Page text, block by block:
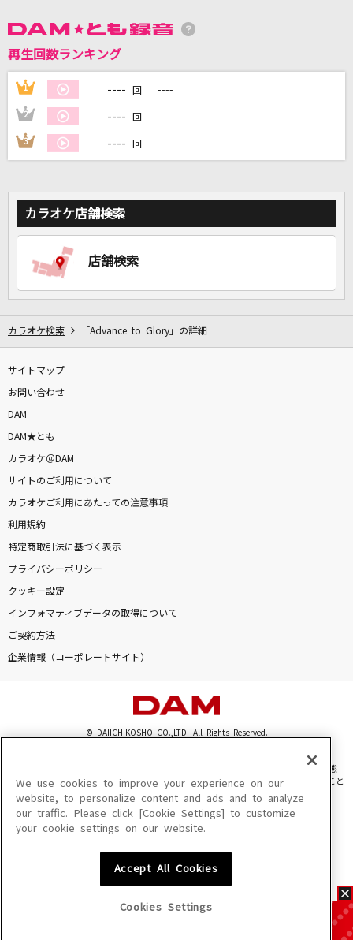
高屋亜希那
骨
SIX LOUNGE
カラオケをもっと楽しもう！
再生回数ランキング
1 ---- 回 ----
2 ---- 回 ----
3 ---- 回 ----
カラオケ店舗検索
店舗検索
カラオケ検索 「Advance to Glory」の詳細
サイトマップ
お問い合わせ
DAM
DAM★とも
カラオケ＠DAM
サイトのご利用について
カラオケご利用にあたっての注意事項
利用規約
特定商取引法に基づく表示
プライバシーポリシー
クッキー設定
インフォマティブデータの取得について
ご契約方法
企業情報（コーポレートサイト）
© DAIICHIKOSHO CO.,LTD. All Rights Reserved.
このサイトに掲載されている一切の文章・画像・写真・動画・音声等を、手段や形態
を問わず、著作権法の定める範囲を超えて無断で複製、転載、ファイル化などすること
を禁じます。
楽曲及びコンテンツは、機種によりご利用いただけない場合があります。
楽曲及びコンテンツの配信日、配信内容が変更になる場合があります。
We use cookies to improve your experience on our
website, to personalize content and ads and to analyze
our traffic. Please click [Cookie Settings] to customize
your cookie settings on our website.
Accept All Cookies
Cookies Settings